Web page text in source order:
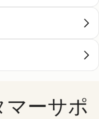
マーサポ